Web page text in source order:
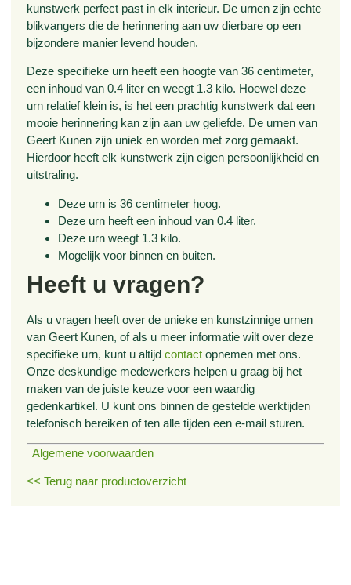
kunstwerk perfect past in elk interieur. De urnen zijn echte
blikvangers die de herinnering aan uw dierbare op een
bijzondere manier levend houden.
Deze specifieke urn heeft een hoogte van 36 centimeter,
een inhoud van 0.4 liter en weegt 1.3 kilo. Hoewel deze
urn relatief klein is, is het een prachtig kunstwerk dat een
mooie herinnering kan zijn aan uw geliefde. De urnen van
Geert Kunen zijn uniek en worden met zorg gemaakt.
Hierdoor heeft elk kunstwerk zijn eigen persoonlijkheid en
uitstraling.
Deze urn is 36 centimeter hoog.
Deze urn heeft een inhoud van 0.4 liter.
Deze urn weegt 1.3 kilo.
Mogelijk voor binnen en buiten.
Heeft u vragen?
Als u vragen heeft over de unieke en kunstzinnige urnen
van Geert Kunen, of als u meer informatie wilt over deze
specifieke urn, kunt u altijdcontact opnemen met ons.
Onze deskundige medewerkers helpen u graag bij het
maken van de juiste keuze voor een waardig
gedenkartikel. U kunt ons binnen de gestelde werktijden
telefonisch bereiken of ten alle tijden een e-mail sturen.
Algemene voorwaarden
<< Terug naar productoverzicht